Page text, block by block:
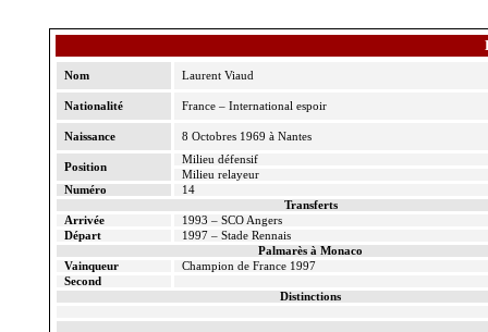
Nom Laurent Viaud
Nationalité France – International espoir
Naissance 8 Octobres 1969 à Nantes
Position
Milieu défensif
Milieu relayeur
Numéro
14
Transferts
Arrivée
1993 – SCO Angers
Départ
1997 – Stade Rennais
Palmarès à Monaco
Vainqueur
Champion de France 1997
Second
Distinctions